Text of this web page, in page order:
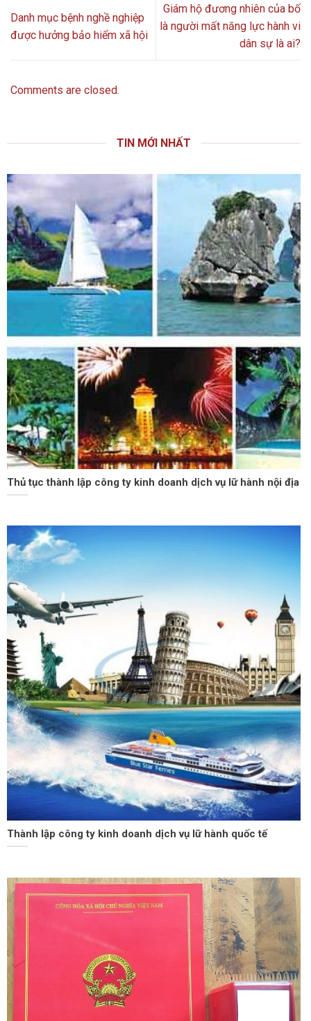
Danh mục bệnh nghề nghiệp
được hưởng bảo hiểm xã hội
Giám hộ đương nhiên của bố
là người mất năng lực hành vi
dân sự là ai?
Comments are closed.
TIN MỚI NHẤT
Thủ tục thành lập công ty kinh doanh dịch vụ lữ hành nội địa
Thành lập công ty kinh doanh dịch vụ lữ hành quốc tế